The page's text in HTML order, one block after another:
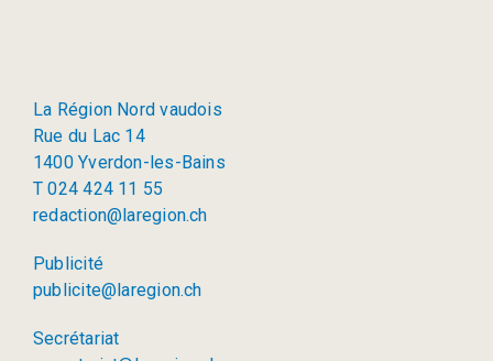
La Région Nord vaudois
Rue du Lac 14
1400 Yverdon-les-Bains
T 024 424 11 55
redaction@laregion.ch
Publicité
publicite@laregion.ch
Secrétariat